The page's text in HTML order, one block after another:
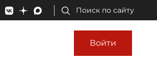
Поиск по сайту
Войти